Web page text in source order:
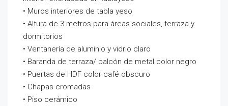
• Muros interiores de tabla yeso
• Altura de 3 metros para áreas sociales, terraza y
dormitorios
• Ventanería de aluminio y vidrio claro
• Baranda de terraza/ balcón de metal color negro
• Puertas de HDF color café obscuro
• Chapas cromadas
• Piso cerámico